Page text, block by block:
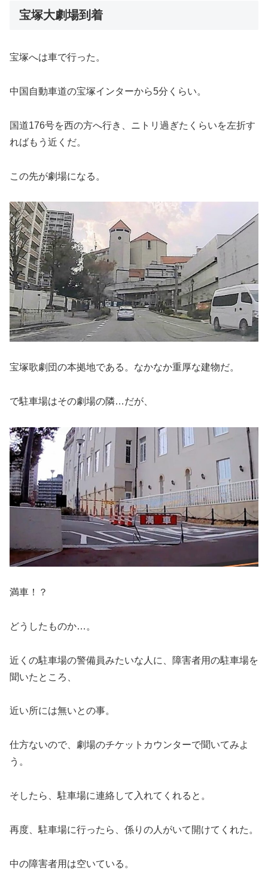
宝塚大劇場到着
宝塚へは車で行った。
中国自動車道の宝塚インターから5分くらい。
国道176号を西の方へ行き、ニトリ過ぎたくらいを左折す
ればもう近くだ。
この先が劇場になる。
宝塚歌劇団の本拠地である。なかなか重厚な建物だ。
で駐車場はその劇場の隣…だが、
満車！？
どうしたものか…。
近くの駐車場の警備員みたいな人に、障害者用の駐車場を
聞いたところ、
近い所には無いとの事。
仕方ないので、劇場のチケットカウンターで聞いてみよ
う。
そしたら、駐車場に連絡して入れてくれると。
再度、駐車場に行ったら、係りの人がいて開けてくれた。
中の障害者用は空いている。